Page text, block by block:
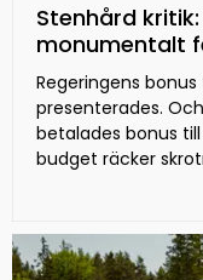
Stenhård
monumentalt
Regeringens
presenterades.
betalades bonus
budget räcker